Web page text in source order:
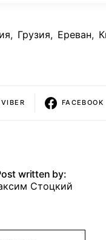
, Грузия, Ереван,
VIBER FACEBOOK
written by:
Стоцкий